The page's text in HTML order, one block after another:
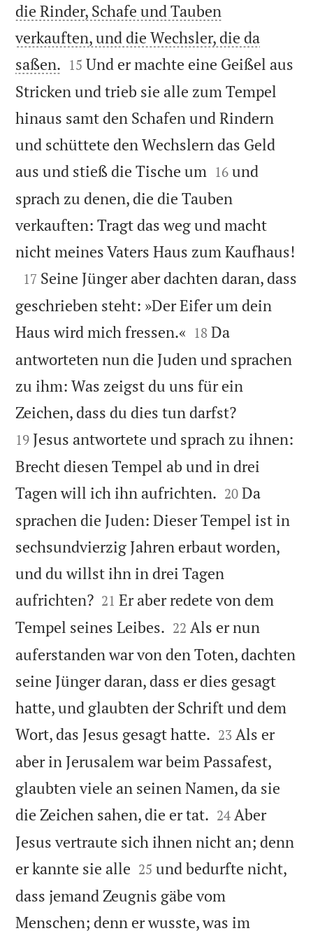
die Rinder, Schafe und Tauben
verkauften, und die Wechsler, die da
saßen. 

15 Und er machte eine Geißel aus
Stricken und trieb sie alle zum Tempel
hinaus samt den Schafen und Rindern
und schüttete den Wechslern das Geld
aus und stieß die Tische um 

16 und
sprach zu denen, die die Tauben
verkauften: Tragt das weg und macht
nicht meines Vaters Haus zum Kaufhaus!

17 Seine Jünger aber dachten daran, dass
geschrieben steht: »Der Eifer um dein
Haus wird mich fressen.« 

18 Da
antworteten nun die Juden und sprachen
zu ihm: Was zeigst du uns für ein
Zeichen, dass du dies tun darfst?
19 Jesus antwortete und sprach zu ihnen:
Brecht diesen Tempel ab und in drei
Tagen will ich ihn aufrichten. 

20 Da
sprachen die Juden: Dieser Tempel ist in
sechsundvierzig Jahren erbaut worden,
und du willst ihn in drei Tagen
aufrichten?
21 Er aber redete von dem
Tempel seines Leibes. 

22 Als er nun
auferstanden war von den Toten, dachten
seine Jünger daran, dass er dies gesagt
hatte, und glaubten der Schrift und dem
Wort, das Jesus gesagt hatte. 

23 Als er
aber in Jerusalem war beim Passafest,
glaubten viele an seinen Namen, da sie
die Zeichen sahen, die er tat. 

24 Aber
Jesus vertraute sich ihnen nicht an; denn
er kannte sie alle 

25 und bedurfte nicht,
dass jemand Zeugnis gäbe vom
Menschen; denn er wusste, was im